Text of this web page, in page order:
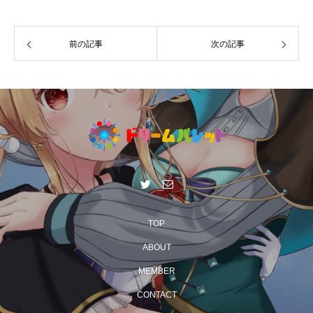
前の記事 次の記事
TOP
ABOUT
MEMBER
CONTACT